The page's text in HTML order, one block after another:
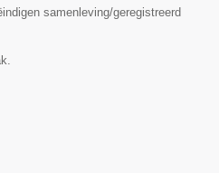
samenleving/geregistreerd